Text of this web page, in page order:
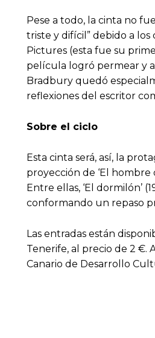
Pese a todo, la cinta no
triste y difícil” debido a
Pictures (esta fue su
película logró permear y
Bradbury quedó
reflexiones del escritor
Sobre el ciclo
Esta cinta será, así, la
proyección de ‘El hombre
Entre ellas, ‘El dormilón’
conformando un repaso
Las entradas están
Tenerife, al precio de 2 €.
Canario de Desarrollo